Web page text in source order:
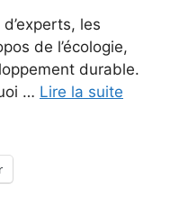
les
de l’écologie,
durable.
… Lire la suite